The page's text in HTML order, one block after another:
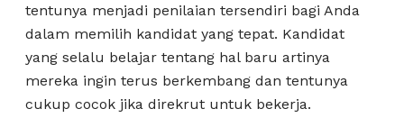
tentunya menjadi penilaian tersendiri bagi Anda
dalam memilih kandidat yang tepat. Kandidat
yang selalu belajar tentang hal baru artinya
mereka ingin terus berkembang dan tentunya
cukup cocok jika direkrut untuk bekerja.